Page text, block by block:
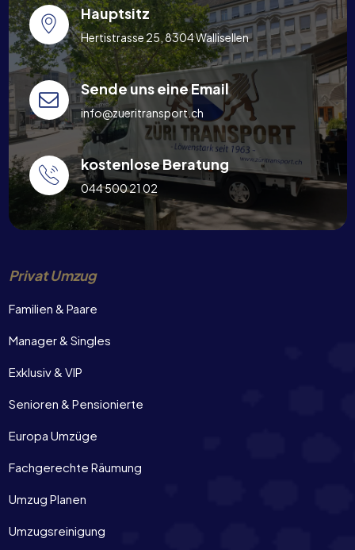
Hauptsitz
Hertistrasse 25, 8304 Wallisellen
Sende uns eine Email
info@zueritransport.ch
kostenlose Beratung
044 500 21 02
Privat Umzug
Familien & Paare
Manager & Singles
Exklusiv & VIP
Senioren & Pensionierte
Europa Umzüge
Fachgerechte Räumung
Umzug Planen
Umzugsreinigung